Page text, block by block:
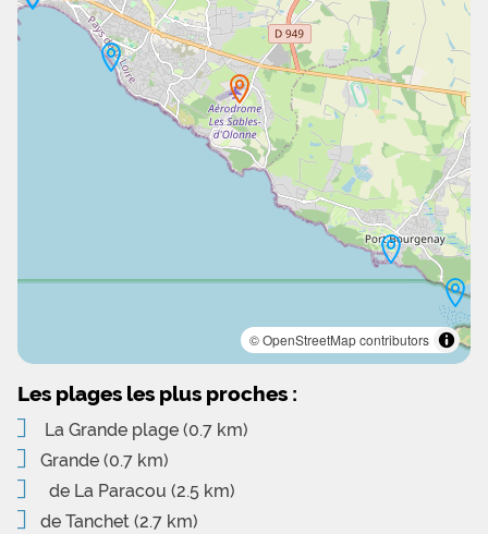
© OpenStreetMap contributors
Les plages les plus proches :
La Grande plage (0.7 km)
Grande (0.7 km)
de La Paracou (2.5 km)
de Tanchet (2.7 km)